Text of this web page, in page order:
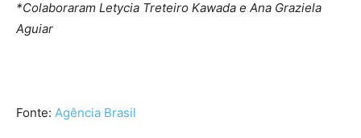
*Colaboraram Letycia Treteiro Kawada e Ana Graziela
Aguiar
Fonte: Agência Brasil